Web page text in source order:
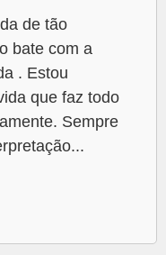
de tão
bate com a
. Estou
que faz todo
Sempre